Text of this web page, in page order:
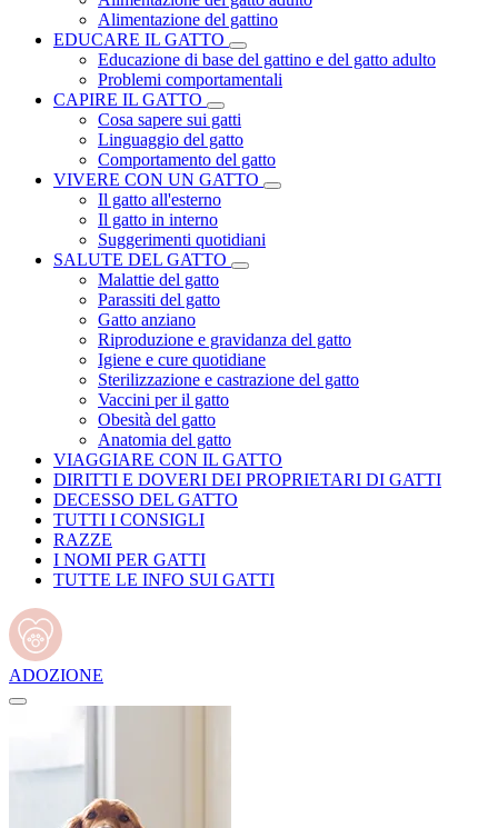
Alimentazione del gattino
EDUCARE IL GATTO
Educazione di base del gattino e del gatto adulto
Problemi comportamentali
CAPIRE IL GATTO
Cosa sapere sui gatti
Linguaggio del gatto
Comportamento del gatto
VIVERE CON UN GATTO
Il gatto all'esterno
Il gatto in interno
Suggerimenti quotidiani
SALUTE DEL GATTO
Malattie del gatto
Parassiti del gatto
Gatto anziano
Riproduzione e gravidanza del gatto
Igiene e cure quotidiane
Sterilizzazione e castrazione del gatto
Vaccini per il gatto
Obesità del gatto
Anatomia del gatto
VIAGGIARE CON IL GATTO
DIRITTI E DOVERI DEI PROPRIETARI DI GATTI
DECESSO DEL GATTO
TUTTI I CONSIGLI
RAZZE
I NOMI PER GATTI
TUTTE LE INFO SUI GATTI
ADOZIONE